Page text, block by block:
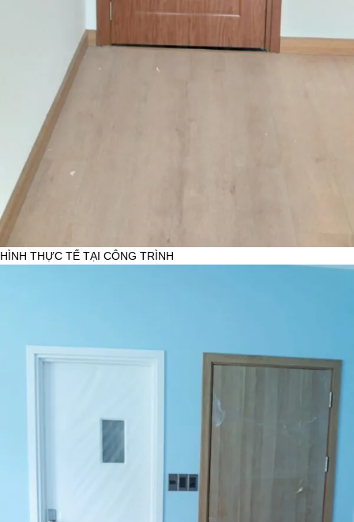
HÌNH THỰC TẾ TẠI CÔNG TRÌNH